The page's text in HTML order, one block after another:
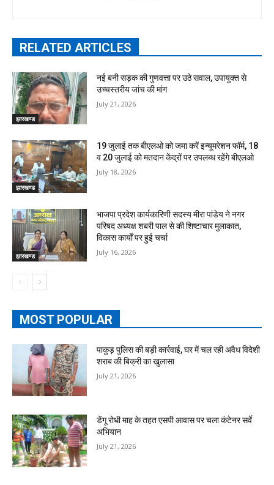
RELATED ARTICLES
झारखण्ड
नई बनी सड़क की गुणवत्ता पर उठे सवाल, उपायुक्त से
उच्चस्तरीय जांच की मांग
July 21, 2026
झारखण्ड
19 जुलाई तक बीएलओ को जमा करें इन्यूमरेशन फॉर्म, 18
व 20 जुलाई को मतदान केंद्रों पर उपलब्ध रहेंगे बीएलओ
July 18, 2026
झारखण्ड
भाजपा प्रदेश कार्यकारिणी सदस्य मीरा पांडेय ने नगर
परिषद अध्यक्ष शबरी पाल से की शिष्टाचार मुलाकात,
विकास कार्यों पर हुई चर्चा
July 16, 2026
MOST POPULAR
पाकुड़ पुलिस की बड़ी कार्रवाई, घर में चल रही अवैध विदेशी
शराब की बिक्री का खुलासा
July 21, 2026
डेंगू रोधी माह के तहत एसपी आवास पर चला कंटेनर सर्वे
अभियान
July 21, 2026